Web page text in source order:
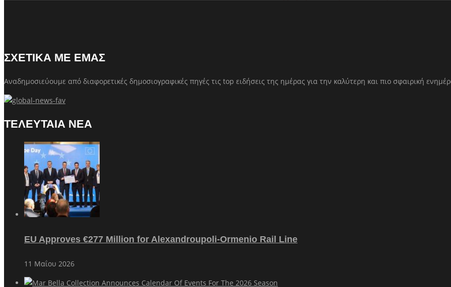
ΣΧΕΤΙΚΑ ΜΕ ΕΜΑΣ
Αναδημοσιεύουμε από διαφορετικές δημοσιογραφικές πηγές τις top ειδήσεις της ημέρας για την καλύτερη και πιο σφαιρική
ΤΕΛΕΥΤΑΙΑ ΝΕΑ
EU Approves €277 Million for Alexandroupoli-Ormenio Rail Line
11 Μαΐου 2026